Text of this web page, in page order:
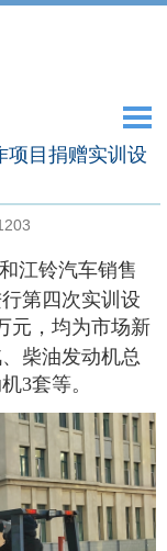
项目捐赠实训设
江铃汽车销售
第四次实训设
元，均为市场新
柴油发动机总
3套等。